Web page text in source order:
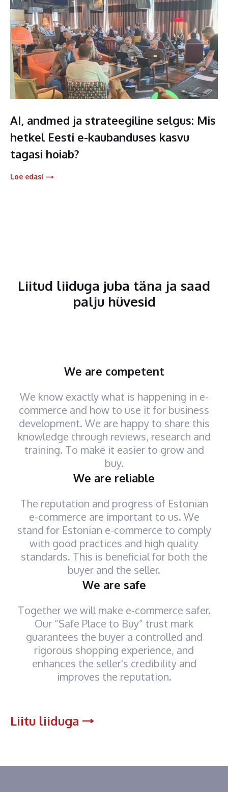
AI, andmed ja strateegiline selgus: Mis
hetkel Eesti e-kaubanduses kasvu
tagasi hoiab?
Loe edasi
Liitud liiduga juba täna ja saad
palju hüvesid
We are competent
We know exactly what is happening in e-
commerce and how to use it for business
development. We are happy to share this
knowledge through reviews, research and
training. To make it easier to grow and
buy.
We are reliable
The reputation and progress of Estonian
e-commerce are important to us. We
stand for Estonian e-commerce to comply
with good practices and high quality
standards. This is beneficial for both the
buyer and the seller.
We are safe
Together we will make e-commerce safer.
Our “Safe Place to Buy” trust mark
guarantees the buyer a controlled and
rigorous shopping experience, and
enhances the seller's credibility and
improves the reputation.
Liitu liiduga